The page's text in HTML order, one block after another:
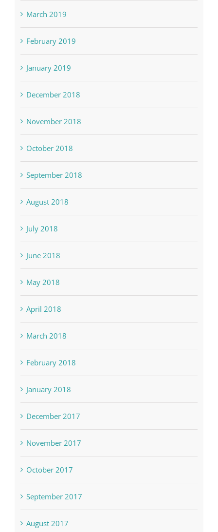
March 2019
February 2019
January 2019
December 2018
November 2018
October 2018
September 2018
August 2018
July 2018
June 2018
May 2018
April 2018
March 2018
February 2018
January 2018
December 2017
November 2017
October 2017
September 2017
August 2017